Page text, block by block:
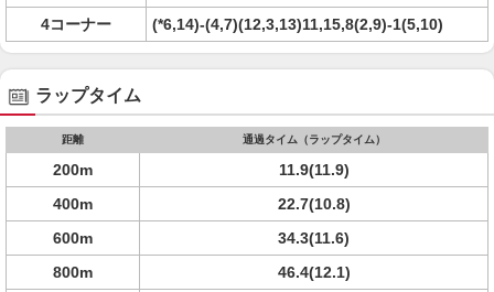
4コーナー
(*6,14)-(4,7)(12,3,13)11,15,8(2,9)-1(5,10)
ラップタイム
距離 通過タイム（ラップタイム）
200m
11.9(11.9)
400m
22.7(10.8)
600m
34.3(11.6)
800m
46.4(12.1)